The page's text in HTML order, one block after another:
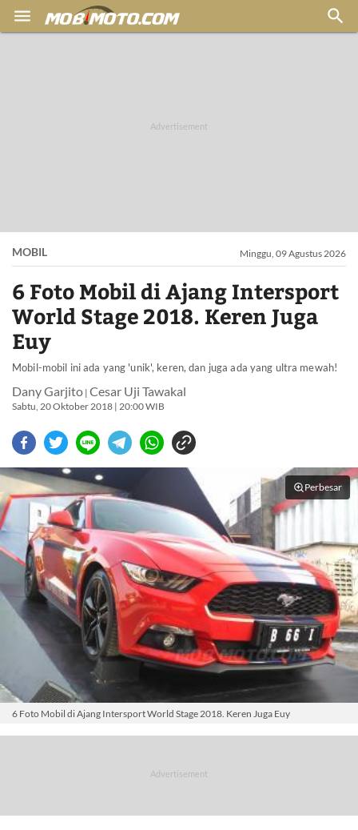
 
MOBIL Minggu, 09 Agustus 2026
6 Foto Mobil di Ajang Intersport
World Stage 2018. Keren Juga
Euy
Mobil-mobil ini ada yang 'unik', keren, dan juga ada yang ultra mewah!
Dany Garjito | Cesar Uji Tawakal
Sabtu, 20 Oktober 2018 | 20:00 WIB
Perbesar
6 Foto Mobil di Ajang Intersport World Stage 2018. Keren Juga Euy